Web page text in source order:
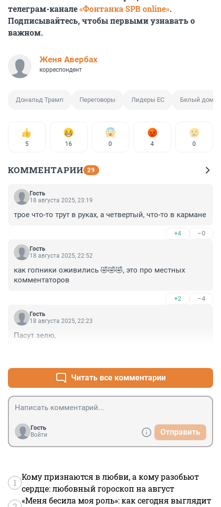
телеграм-канале«Фонтанка SPB online».
Подписывайтесь, чтобы первыми узнавать о
важном.
Женя Авербах
корреспондент
Дональд Трамп Переговоры Лидеры ЕС Белый дом
5 16 0 4 0
КОММЕНТАРИИ 29
Гость
18 августа 2025, 23:19
трое что-то трут в руках, а четвертый, что-то в кармане
+4 –0
Гость
18 августа 2025, 22:52
как гопники оживились 🤣🤣🤣, это про местных
комментаторов
+2 –4
Гость
18 августа 2025, 22:23
Пасут зелю,
Читать все комментарии
Гость
Войти
Отправить
1
Кому признаются в любви, а кому разобьют
сердце: любовный гороскоп на август
«Меня бесила моя роль»: как сегодня выглядит